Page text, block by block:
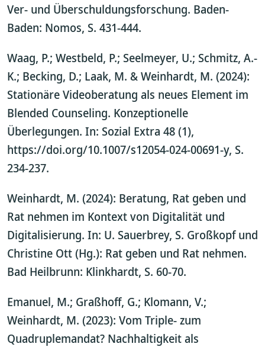
Ver- und Überschuldungsforschung. Baden-
Baden: Nomos, S. 431-444.
Waag, P.; Westbeld, P.; Seelmeyer, U.; Schmitz, A.-
K.; Becking, D.; Laak, M. & Weinhardt, M. (2024):
Stationäre Videoberatung als neues Element im
Blended Counseling. Konzeptionelle
Überlegungen. In: Sozial Extra 48 (1),
https://doi.org/10.1007/s12054-024-00691-y, S.
234-237.
Weinhardt, M. (2024): Beratung, Rat geben und
Rat nehmen im Kontext von Digitalität und
Digitalisierung. In: U. Sauerbrey, S. Großkopf und
Christine Ott (Hg.): Rat geben und Rat nehmen.
Bad Heilbrunn: Klinkhardt, S. 60-70.
Emanuel, M.; Graßhoff, G.; Klomann, V.;
Weinhardt, M. (2023): Vom Triple- zum
Quadruplemandat? Nachhaltigkeit als